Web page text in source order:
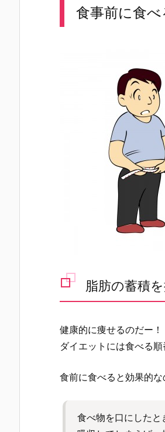
食事前に食
脂肪の蓄積
健康的に痩せるのだー！
ダイエットには食べる順
食前に食べると効果的な
食べ物を口にした